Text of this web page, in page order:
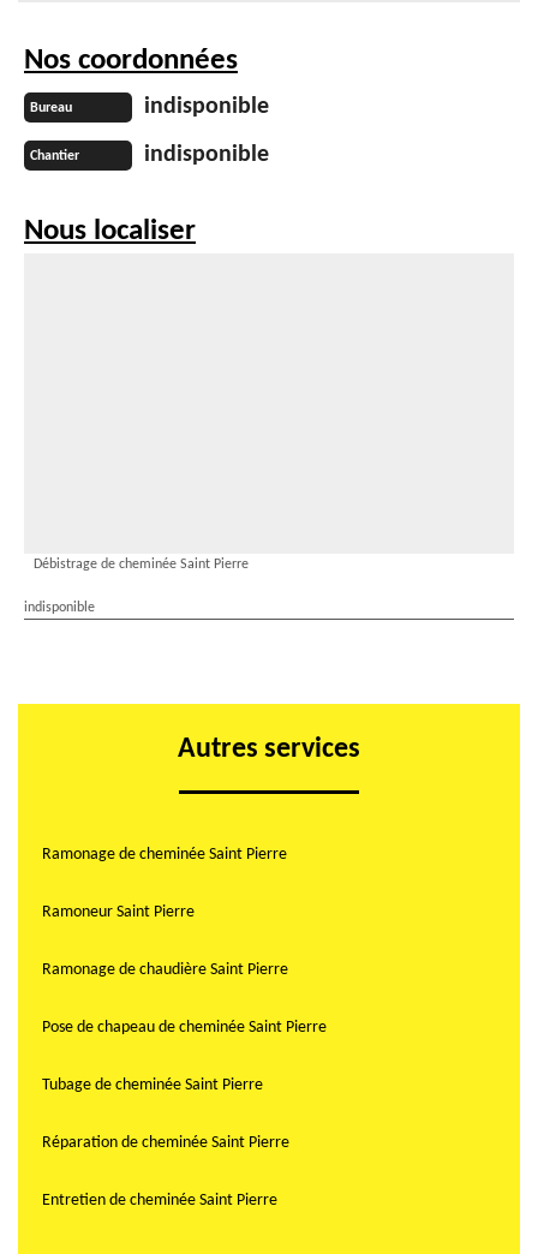
Nos coordonnées
Bureau indisponible
Chantier indisponible
Nous localiser
Débistrage de cheminée Saint Pierre
indisponible
Autres services
Ramonage de cheminée Saint Pierre
Ramoneur Saint Pierre
Ramonage de chaudière Saint Pierre
Pose de chapeau de cheminée Saint Pierre
Tubage de cheminée Saint Pierre
Réparation de cheminée Saint Pierre
Entretien de cheminée Saint Pierre